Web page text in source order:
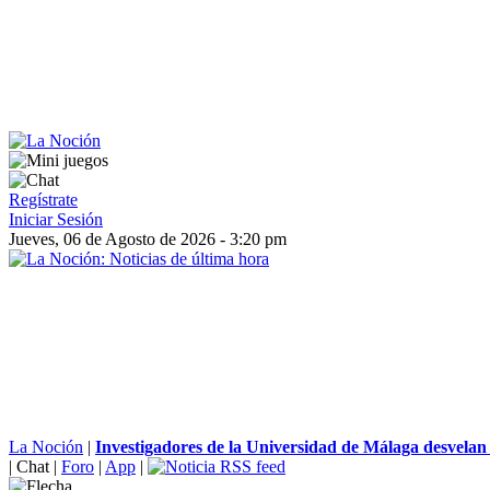
Regístrate
Iniciar Sesión
Jueves, 06 de Agosto de 2026 - 3:20 pm
La Noción | Investigadores de la Universidad de Málaga desvelan
| Chat | Foro | App |